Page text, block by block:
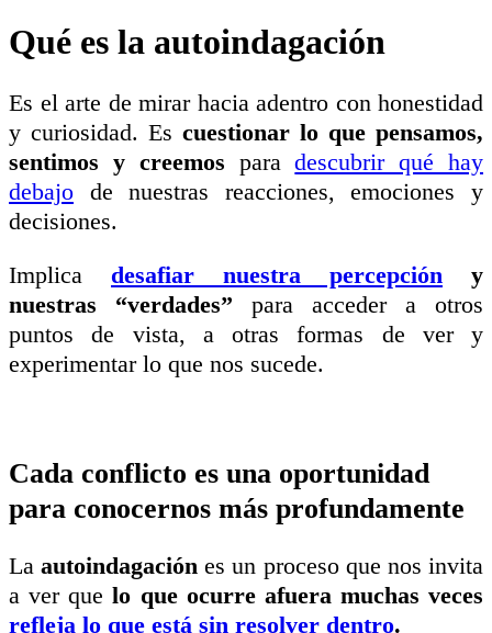
Qué es la autoindagación
Es el arte de mirar hacia adentro con honestidad
y curiosidad. Es cuestionar lo que pensamos,
sentimos y creemos paradescubrir qué hay
debajo de nuestras reacciones, emociones y
decisiones.
Implica desafiar nuestra percepción y
nuestras “verdades” para acceder a otros
puntos de vista, a otras formas de ver y
experimentar lo que nos sucede.
Cada conflicto es una oportunidad
para conocernos más profundamente
Laautoindagaciónes un proceso que nos invita
a ver quelo que ocurre afuera muchas veces
refleja lo que está sin resolver dentro.